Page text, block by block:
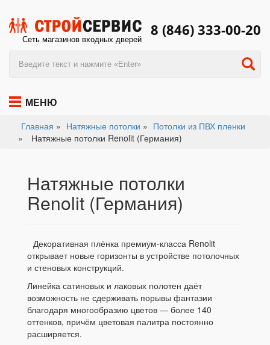
Сеть магазинов входных дверей 8 (846) 333-00-20
МЕНЮ
Главная » Натяжные потолки » Потолки из ПВХ пленки
»
Натяжные потолки Renolit (Германия)
Натяжные потолки
Renolit (Германия)
Декоративная плёнка премиум-класса Renolit
открывает новые горизонты в устройстве потолочных
и стеновых конструкций.
Линейка сатиновых и лаковых полотен даёт
возможность не сдерживать порывы фантазии
благодаря многообразию цветов — более 140
оттенков, причём цветовая палитра постоянно
расширяется.